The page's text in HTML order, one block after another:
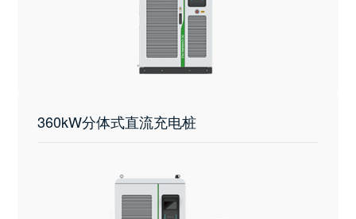
360kW分体式直流充电桩